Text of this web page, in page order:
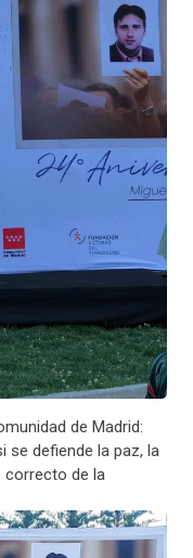
de Madrid:
se defiende la paz, la
correcto de la